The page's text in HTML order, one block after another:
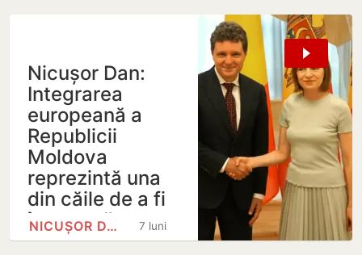
Nicușor Dan:
Integrarea
europeană a
Republicii
Moldova
reprezintă una
din căile de a fi
împreună
7 luni
NICUȘOR DAN